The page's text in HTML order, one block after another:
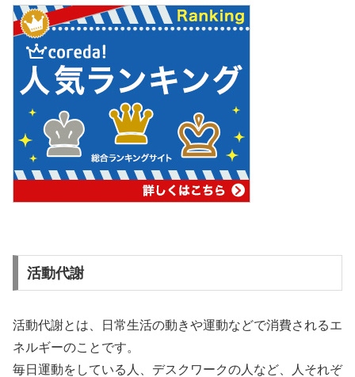
活動代謝
活動代謝とは、日常生活の動きや運動などで消費されるエ
ネルギーのことです。
毎日運動をしている人、デスクワークの人など、人それぞ